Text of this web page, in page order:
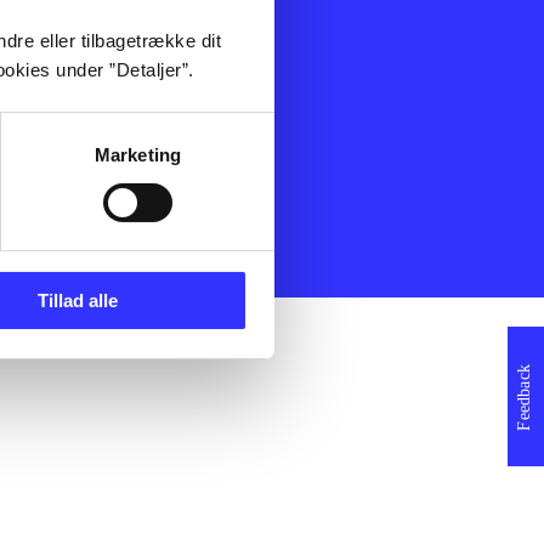
eller tilbagetrække dit
under ”Detaljer”.
Marketing
Tillad alle
Feedback
Film
Musik